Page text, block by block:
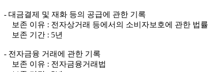
- 대금결제 및 재화 등의 공급에 관한 기록
보존 이유 : 전자상거래 등에서의 소비자보호에 관한 법률
보존 기간 : 5년
- 전자금융 거래에 관한 기록
보존 이유 : 전자금융거래법